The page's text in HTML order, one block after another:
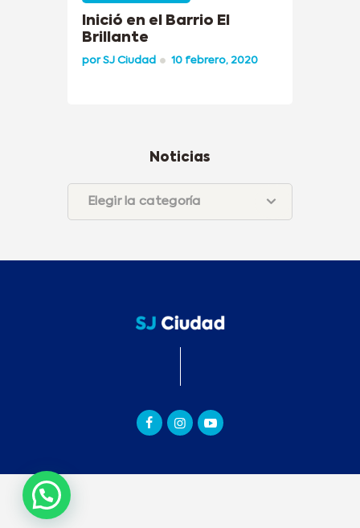
Inició en el Barrio El
Brillante
porSJ Ciudad 10 febrero, 2020
Noticias